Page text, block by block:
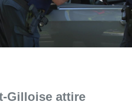
Gilloise attire